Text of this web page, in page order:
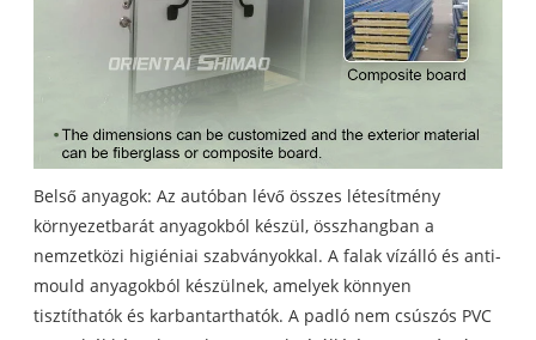
Belső anyagok: Az autóban lévő összes létesítmény
környezetbarát anyagokból készül, összhangban a
nemzetközi higiéniai szabványokkal. A falak vízálló és anti-
mould anyagokból készülnek, amelyek könnyen
tisztíthatók és karbantarthatók. A padló nem csúszós PVC